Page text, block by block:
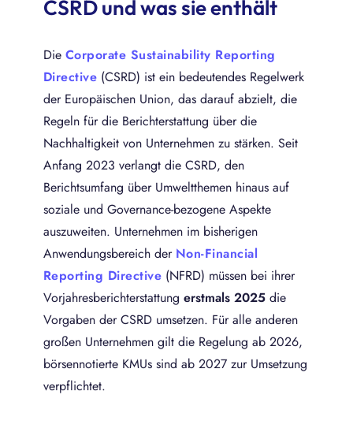
CSRD und was sie enthält
Die Corporate Sustainability Reporting
Directive (CSRD) ist ein bedeutendes Regelwerk
der Europäischen Union, das darauf abzielt, die
Regeln für die Berichterstattung über die
Nachhaltigkeit von Unternehmen zu stärken. Seit
Anfang 2023 verlangt die CSRD, den
Berichtsumfang über Umweltthemen hinaus auf
soziale und Governance-bezogene Aspekte
auszuweiten. Unternehmen im bisherigen
Anwendungsbereich der Non-Financial
Reporting Directive (NFRD) müssen bei ihrer
Vorjahresberichterstattung erstmals 2025 die
Vorgaben der CSRD umsetzen. Für alle anderen
großen Unternehmen gilt die Regelung ab 2026,
börsennotierte KMUs sind ab 2027 zur Umsetzung
verpflichtet.